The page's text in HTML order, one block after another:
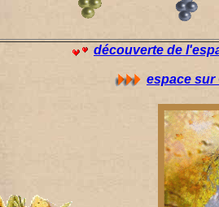
découverte de
espace sur